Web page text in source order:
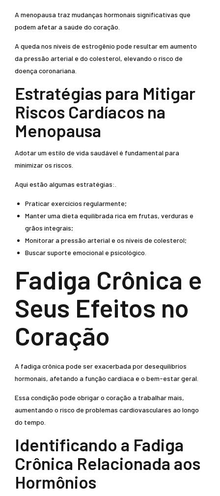
A menopausa traz mudanças hormonais significativas que
podem afetar a saúde do coração.
A queda nos níveis de estrogênio pode resultar em aumento
da pressão arterial e do colesterol, elevando o risco de
doença coronariana.
Estratégias para Mitigar
Riscos Cardíacos na
Menopausa
Adotar um estilo de vida saudável é fundamental para
minimizar os riscos.
Aqui estão algumas estratégias:.
Praticar exercícios regularmente;
Manter uma dieta equilibrada rica em frutas, verduras e
grãos integrais;
Monitorar a pressão arterial e os níveis de colesterol;
Buscar suporte emocional e psicológico.
Fadiga Crônica e
Seus Efeitos no
Coração
A fadiga crônica pode ser exacerbada por desequilíbrios
hormonais, afetando a função cardíaca e o bem-estar geral.
Essa condição pode obrigar o coração a trabalhar mais,
aumentando o risco de problemas cardiovasculares ao longo
do tempo.
Identificando a Fadiga
Crônica Relacionada aos
Hormônios